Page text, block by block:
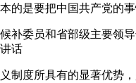
的是要把中国共产党的事
委员和省部级主要领导
话
度所具有的显著优势